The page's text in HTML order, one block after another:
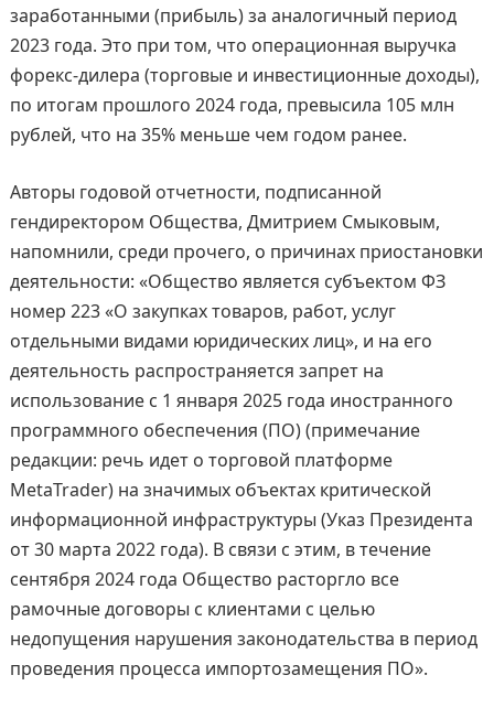
заработанными (прибыль) за аналогичный период
2023 года. Это при том, что операционная выручка
форекс-дилера (торговые и инвестиционные доходы),
по итогам прошлого 2024 года, превысила 105 млн
рублей, что на 35% меньше чем годом ранее.
Авторы годовой отчетности, подписанной
гендиректором Общества, Дмитрием Смыковым,
напомнили, среди прочего, о причинах приостановки
деятельности: «Общество является субъектом ФЗ
номер 223 «О закупках товаров, работ, услуг
отдельными видами юридических лиц», и на его
деятельность распространяется запрет на
использование с 1 января 2025 года иностранного
программного обеспечения (ПО) (примечание
редакции: речь идет о торговой платформе
MetaTrader) на значимых объектах критической
информационной инфраструктуры (Указ Президента
от 30 марта 2022 года). В связи с этим, в течение
сентября 2024 года Общество расторгло все
рамочные договоры с клиентами с целью
недопущения нарушения законодательства в период
проведения процесса импортозамещения ПО».